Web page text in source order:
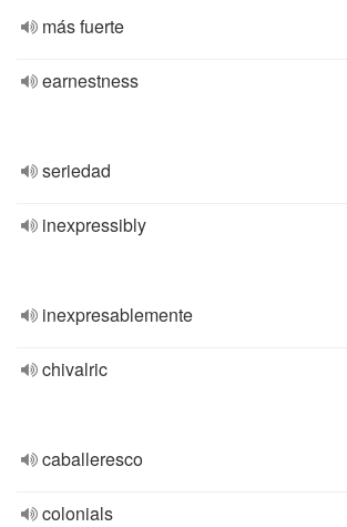
más fuerte
earnestness
seriedad
inexpressibly
inexpresablemente
chivalric
caballeresco
colonials